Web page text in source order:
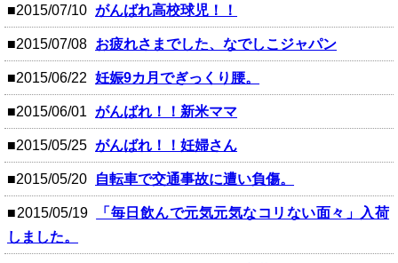
■2015/07/10 がんばれ高校球児！！
■2015/07/08 お疲れさまでした、なでしこジャパン
■2015/06/22 妊娠9カ月でぎっくり腰。
■2015/06/01 がんばれ！！新米ママ
■2015/05/25 がんばれ！！妊婦さん
■2015/05/20 自転車で交通事故に遭い負傷。
■2015/05/19
「毎日飲んで元気元気なコリない面々」入荷
しました。